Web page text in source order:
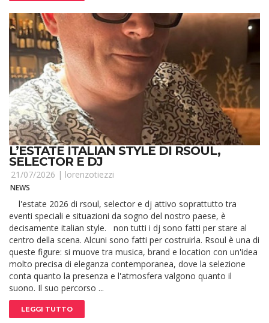
L’ESTATE ITALIAN STYLE DI RSOUL,
SELECTOR E DJ
21/07/2026 | lorenzotiezzi
NEWS
l'estate 2026 di rsoul, selector e dj attivo soprattutto tra
eventi speciali e situazioni da sogno del nostro paese, è
decisamente italian style. non tutti i dj sono fatti per stare al
centro della scena. Alcuni sono fatti per costruirla. Rsoul è una di
queste figure: si muove tra musica, brand e location con un'idea
molto precisa di eleganza contemporanea, dove la selezione
conta quanto la presenza e l'atmosfera valgono quanto il
suono. Il suo percorso ...
LEGGI TUTTO